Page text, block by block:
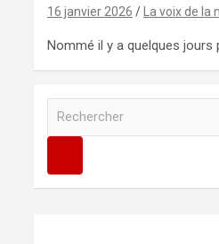
16 janvier 2026 La voix de la
Nommé il y a quelques jours
c